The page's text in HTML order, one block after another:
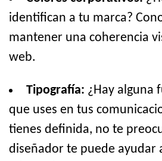
identifican a tu marca?
mantener una coherencia
web.
Tipografía: ¿Hay alguna
que uses en tus
tienes definida, no te
diseñador te puede ayudar